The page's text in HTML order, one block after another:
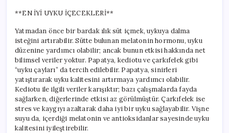
**EN İYİ UYKU İÇECEKLERİ**
Yatmadan önce bir bardak ılık süt içmek, uykuya dalma
isteğini artırabilir. Sütte bulunan melatonin hormonu, uyku
düzenine yardımcı olabilir; ancak bunun etkisi hakkında net
bilimsel veriler yoktur. Papatya, kediotu ve çarkıfelek gibi
“uyku çayları” da tercih edilebilir. Papatya, sinirleri
yatıştırarak uyku kalitesini artırmaya yardımcı olabilir.
Kediotu ile ilgili veriler karışıktır; bazı çalışmalarda fayda
sağlarken, diğerlerinde etkisi az görülmüştür. Çarkıfelek ise
stres ve kaygıyı azaltarak daha iyi bir uyku sağlayabilir. Vişne
suyu da, içerdiği melatonin ve antioksidanlar sayesinde uyku
kalitesini iyileştirebilir.